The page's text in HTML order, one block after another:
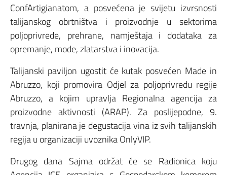
ConfArtigianatom, a posvećena je svijetu izvrsnosti
talijanskog obrtništva i proizvodnje u sektorima
poljoprivrede, prehrane, namještaja i dodataka za
opremanje, mode, zlatarstva i inovacija.
Talijanski paviljon ugostit će kutak posvećen Made in
Abruzzo, koji promovira Odjel za poljoprivredu regije
Abruzzo, a kojim upravlja Regionalna agencija za
proizvodne aktivnosti (ARAP). Za poslijepodne, 9.
travnja, planirana je degustacija vina iz svih talijanskih
regija u organizaciji uvoznika OnlyVIP.
Drugog dana Sajma održat će se Radionica koju